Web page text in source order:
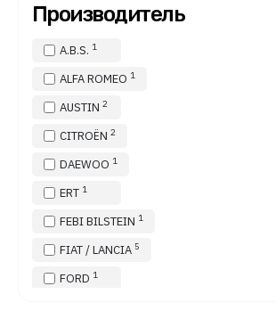
Производитель
A.B.S. 1
ALFA ROMEO 1
AUSTIN 2
CITROËN 2
DAEWOO 1
ERT 1
FEBI BILSTEIN 1
FIAT / LANCIA 5
FORD 1